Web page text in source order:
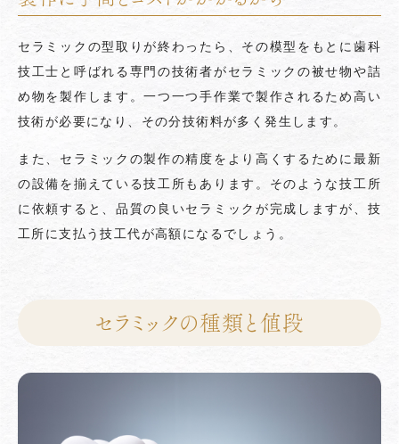
セラミックの型取りが終わったら、その模型をもとに歯科
技工士と呼ばれる専門の技術者がセラミックの被せ物や詰
め物を製作します。一つ一つ手作業で製作されるため高い
技術が必要になり、その分技術料が多く発生します。
また、セラミックの製作の精度をより高くするために最新
の設備を揃えている技工所もあります。そのような技工所
に依頼すると、品質の良いセラミックが完成しますが、技
工所に支払う技工代が高額になるでしょう。
セラミックの種類と値段